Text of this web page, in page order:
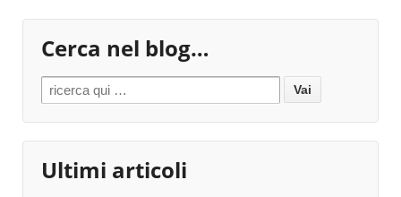
Cerca nel blog…
Search for:
Ultimi articoli